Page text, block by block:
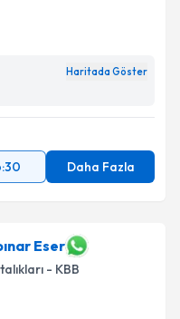
Haritada Göster
Daha Fazla
Eser
- KBB